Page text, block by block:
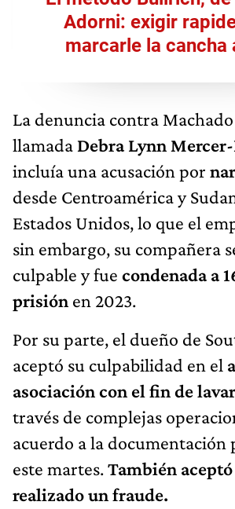
Adorni: exigir
marcarle la cancha
La denuncia contra Machado
llamada Debra Lynn
incluía una acusación por
desde Centroamérica y
Estados Unidos, lo que el
sin embargo, su compañera
culpable y fue condenada a
prisión en 2023.
Por su parte, el dueño de
aceptó su culpabilidad en el
asociación con el fin de
través de complejas
acuerdo a la documentación
este martes.También
realizado un fraude.